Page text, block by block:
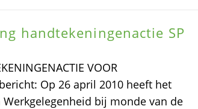
handtekeningenactie SP
VOOR
Op 26 april 2010 heeft het
bij monde van de